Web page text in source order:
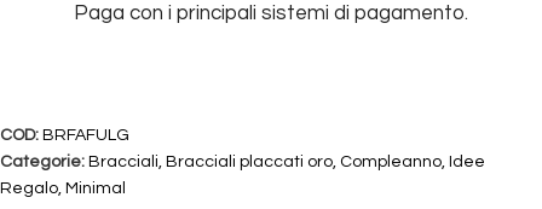
Paga con i principali sistemi di pagamento.
COD: BRFAFULG
Categorie: Bracciali Bracciali placcati oro Compleanno Idee
Regalo Minimal